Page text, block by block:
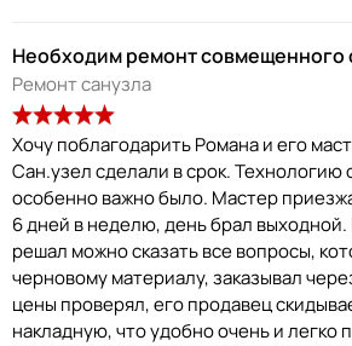
Необходим ремонт совмещенного
Ремонт санузла
Хочу поблагодарить Романа и его
Сан.узел сделали в срок. Технологию
особенно важно было. Мастер
6 дней в неделю, день брал
решал можно сказать все вопросы,
черновому материалу, заказывал
цены проверял, его продавец
накладную, что удобно очень и легко